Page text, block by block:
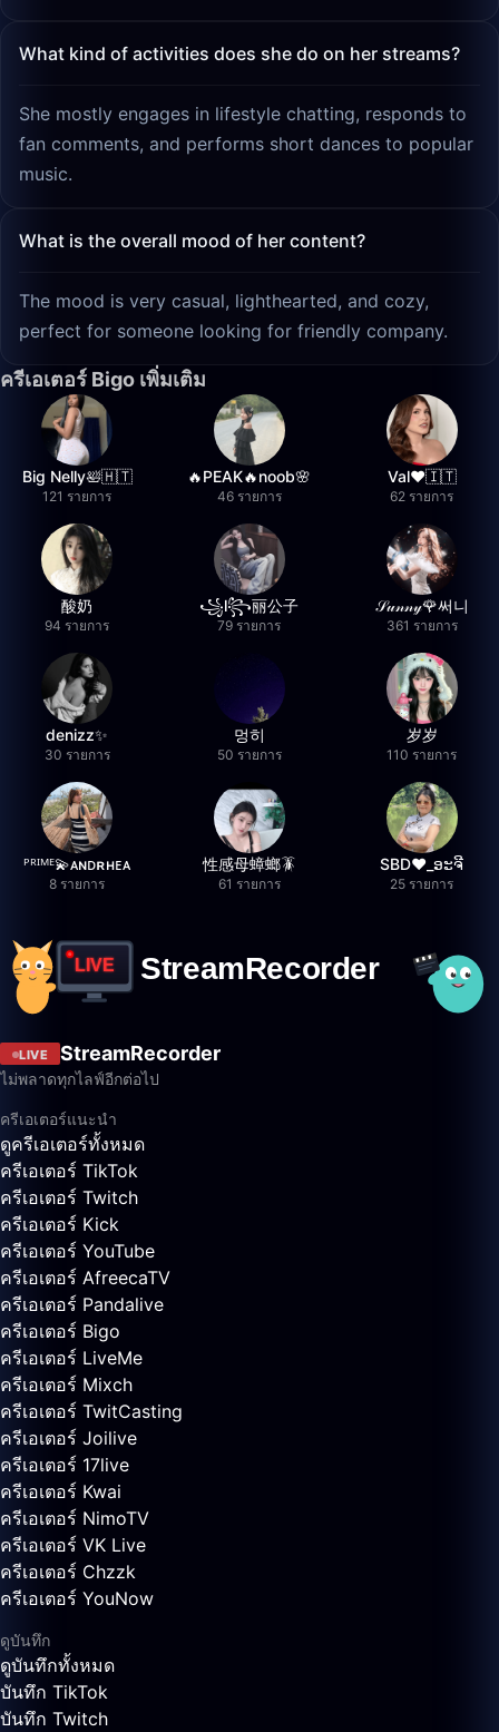
What kind of activities does she do on her streams?
She mostly engages in lifestyle chatting, responds to
fan comments, and performs short dances to popular
music.
What is the overall mood of her content?
The mood is very casual, lighthearted, and cozy,
perfect for someone looking for friendly company.
ครีเอเตอร์ Bigo เพิ่มเติม
Big Nelly🛀🇭🇹
121 รายการ
🔥PEAK🔥noob🌸
46 รายการ
Val❤️🇮🇹
62 รายการ
酸奶
94 รายการ
꧁l꧂丽公子
79 รายการ
𝒮𝓊𝓃𝓃𝓎🌹써니
361 รายการ
denizz✨
30 รายการ
멍히
50 รายการ
岁岁
110 รายการ
ᴾᴿᴵᴹᴱ💫ᴀɴᴅʀʜᴇᴀ
8 รายการ
性感母蟑螂🪳
61 รายการ
SBD❤️_ອະຈີ
25 รายการ
LIVE StreamRecorder
ไม่พลาดทุกไลฟ์อีกต่อไป
ครีเอเตอร์แนะนำ
ดูครีเอเตอร์ทั้งหมด
ครีเอเตอร์ TikTok
ครีเอเตอร์ Twitch
ครีเอเตอร์ Kick
ครีเอเตอร์ YouTube
ครีเอเตอร์ AfreecaTV
ครีเอเตอร์ Pandalive
ครีเอเตอร์ Bigo
ครีเอเตอร์ LiveMe
ครีเอเตอร์ Mixch
ครีเอเตอร์ TwitCasting
ครีเอเตอร์ Joilive
ครีเอเตอร์ 17live
ครีเอเตอร์ Kwai
ครีเอเตอร์ NimoTV
ครีเอเตอร์ VK Live
ครีเอเตอร์ Chzzk
ครีเอเตอร์ YouNow
ดูบันทึก
ดูบันทึกทั้งหมด
บันทึก TikTok
บันทึก Twitch